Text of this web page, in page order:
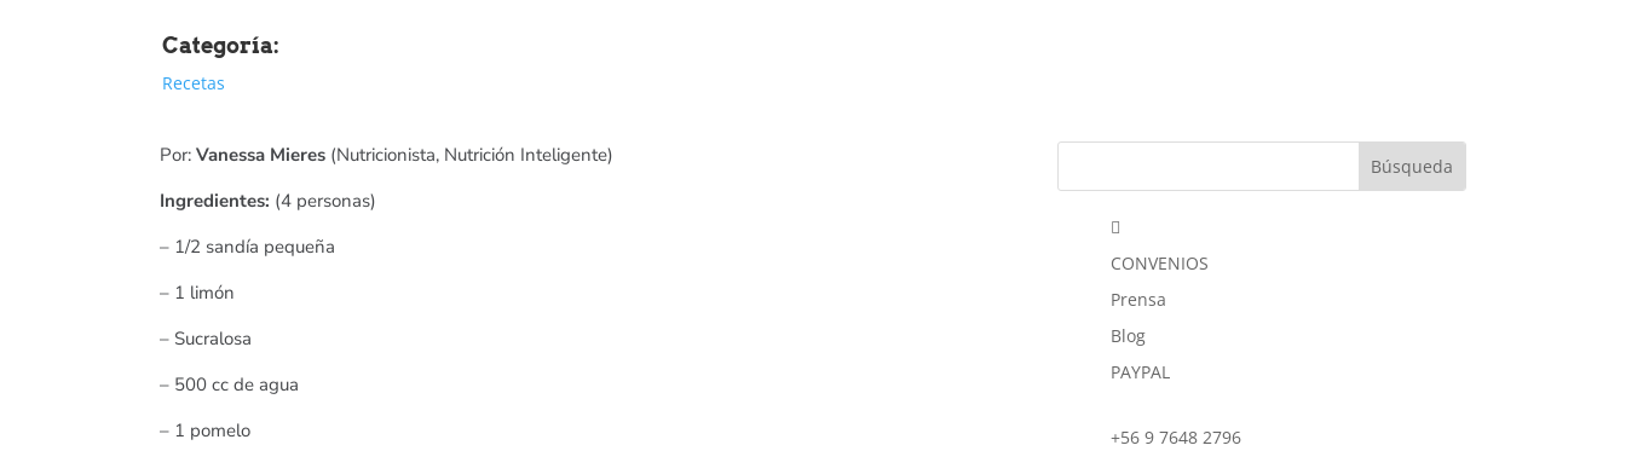
Categoría:
Recetas
Por: Vanessa Mieres (Nutricionista, Nutrición Inteligente)
Ingredientes: (4 personas)
– 1/2 sandía pequeña
– 1 limón
– Sucralosa
– 500 cc de agua
– 1 pomelo

CONVENIOS
Prensa
Blog
PAYPAL
+56 9 7648 2796